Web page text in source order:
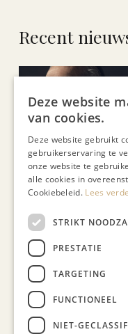
Recent
Deze website
van cookies.
Deze website gebruikt
gebruikerservaring te
onze website te
alle cookies in
Cookiebeleid. Lees
STRIKT
PRESTATIE
TARGETING
FUNCTIONEEL
NIET-